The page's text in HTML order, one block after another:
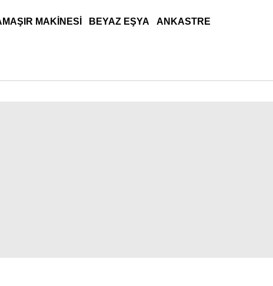
MAKINESI BEYAZ EŞYA ANKASTRE